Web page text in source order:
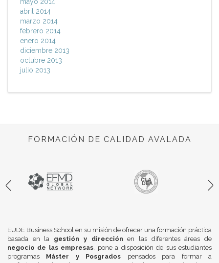
abril 2014
marzo 2014
febrero 2014
enero 2014
diciembre 2013
octubre 2013
julio 2013
FORMACIÓN DE CALIDAD AVALADA
EUDE Business School en su misión de ofrecer una formación práctica
basada en la gestión y dirección en las diferentes áreas de
negocio de las empresas, pone a disposición de sus estudiantes
programas Máster y Posgrados pensados para formar a